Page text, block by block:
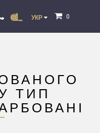
УКР 0
ТИП